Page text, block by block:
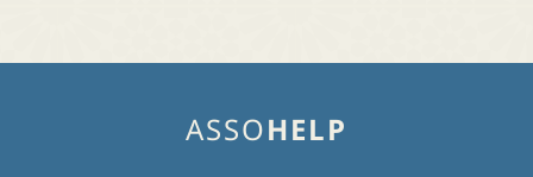
ASSOHELP